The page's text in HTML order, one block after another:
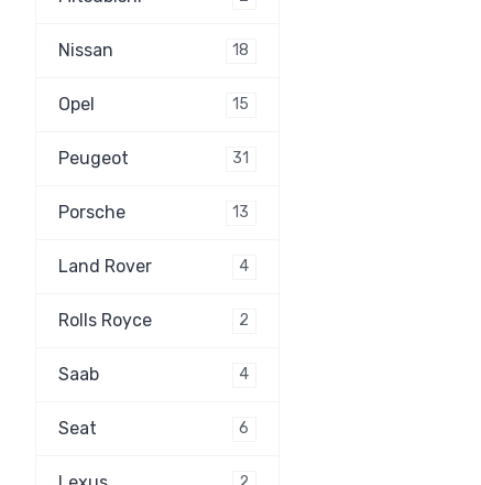
Nissan 18
Opel 15
Peugeot 31
Porsche 13
Land Rover 4
Rolls Royce 2
Saab 4
Seat 6